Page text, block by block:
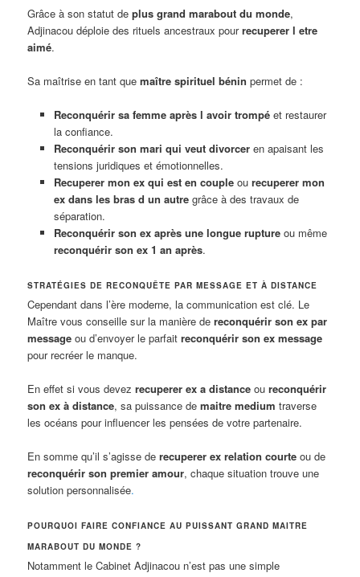
Grâce à son statut deplus grand marabout du monde,
Adjinacou déploie des rituels ancestraux pourrecuperer l etre
aimé.
Sa maîtrise en tant quemaître spirituel bénin permet de :
Reconquérir sa femme après l avoir trompéet restaurer
la confiance.
Reconquérir son mari qui veut divorceren apaisant les
tensions juridiques et émotionnelles.
Recuperer mon ex qui est en coupleou recuperer mon
ex dans les bras d un autregrâce à des travaux de
séparation.
Reconquérir son ex après une longue ruptureou même
reconquérir son ex 1 an après.
STRATÉGIES DE RECONQUÊTE PAR MESSAGE ET À DISTANCE
Cependant dans l’ère moderne, la communication est clé. Le
Maître vous conseille sur la manière dereconquérir son ex par
message ou d’envoyer le parfaitreconquérir son ex message
pour recréer le manque.
En effet si vous devezrecuperer ex a distance oureconquérir
son ex à distance, sa puissance demaitre medium traverse
les océans pour influencer les pensées de votre partenaire.
En somme qu’il s’agisse derecuperer ex relation courte ou de
reconquérir son premier amour, chaque situation trouve une
solution personnalisée.
POURQUOI FAIRE CONFIANCE AU PUISSANT GRAND MAITRE
MARABOUT DU MONDE ?
Notamment le Cabinet Adjinacou n’est pas une simple